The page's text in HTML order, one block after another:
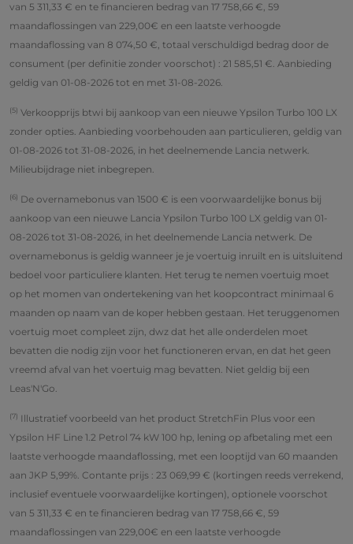
van 5 311,33 € en te financieren bedrag van 17 758,66 €, 59
maandaflossingen van 229,00€ en een laatste verhoogde
maandaflossing van 8 074,50 €, totaal verschuldigd bedrag door de
consument (per definitie zonder voorschot) : 21 585,51 €. Aanbieding
geldig van 01-08-2026 tot en met 31-08-2026.
(5) Verkoopprijs btwi bij aankoop van een nieuwe Ypsilon Turbo 100 LX
zonder opties. Aanbieding voorbehouden aan particulieren, geldig van
01-08-2026 tot 31-08-2026, in het deelnemende Lancia netwerk.
Milieubijdrage niet inbegrepen.
(6) De overnamebonus van 1500 € is een voorwaardelijke bonus bij
aankoop van een nieuwe Lancia Ypsilon Turbo 100 LX geldig van 01-
08-2026 tot 31-08-2026, in het deelnemende Lancia netwerk. De
overnamebonus is geldig wanneer je je voertuig inruilt en is uitsluitend
bedoel voor particuliere klanten. Het terug te nemen voertuig moet
op het momen van ondertekening van het koopcontract minimaal 6
maanden op naam van de koper hebben gestaan. Het teruggenomen
voertuig moet compleet zijn, dwz dat het alle onderdelen moet
bevatten die nodig zijn voor het functioneren ervan, en dat het geen
vreemd afval van het voertuig mag bevatten. Niet geldig bij een
Leas'N'Go.
(7) Illustratief voorbeeld van het product StretchFin Plus voor een
Ypsilon HF Line 1.2 Petrol 74 kW 100 hp, lening op afbetaling met een
laatste verhoogde maandaflossing, met een looptijd van 60 maanden
aan JKP 5,99%. Contante prijs : 23 069,99 € (kortingen reeds verrekend,
inclusief eventuele voorwaardelijke kortingen), optionele voorschot
van 5 311,33 € en te financieren bedrag van 17 758,66 €, 59
maandaflossingen van 229,00€ en een laatste verhoogde